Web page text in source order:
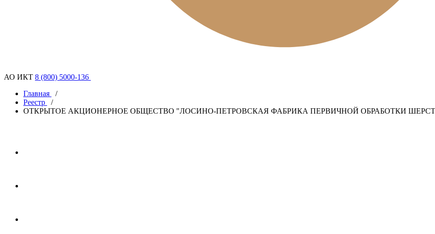
АО ИКТ 8 (800) 5000-136
Главная
/
Реестр
/
ОТКРЫТОЕ АКЦИОНЕРНОЕ ОБЩЕСТВО "ЛОСИНО-ПЕТРОВСКАЯ ФАБРИКА ПЕРВИЧНОЙ ОБРАБОТКИ